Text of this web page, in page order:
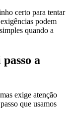
certo para tentar
podem
quando a
a
exige atenção
que usamos